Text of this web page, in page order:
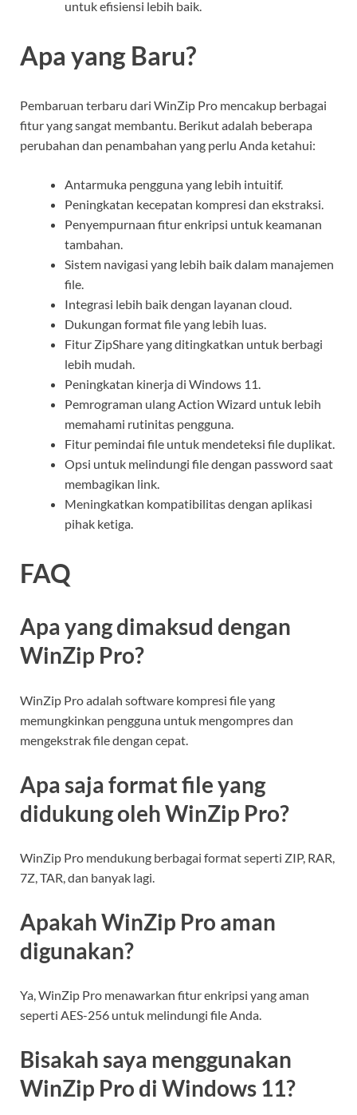
untuk efisiensi lebih baik.
Apa yang Baru?
Pembaruan terbaru dari WinZip Pro mencakup berbagai
fitur yang sangat membantu. Berikut adalah beberapa
perubahan dan penambahan yang perlu Anda ketahui:
Antarmuka pengguna yang lebih intuitif.
Peningkatan kecepatan kompresi dan ekstraksi.
Penyempurnaan fitur enkripsi untuk keamanan
tambahan.
Sistem navigasi yang lebih baik dalam manajemen
file.
Integrasi lebih baik dengan layanan cloud.
Dukungan format file yang lebih luas.
Fitur ZipShare yang ditingkatkan untuk berbagi
lebih mudah.
Peningkatan kinerja di Windows 11.
Pemrograman ulang Action Wizard untuk lebih
memahami rutinitas pengguna.
Fitur pemindai file untuk mendeteksi file duplikat.
Opsi untuk melindungi file dengan password saat
membagikan link.
Meningkatkan kompatibilitas dengan aplikasi
pihak ketiga.
FAQ
Apa yang dimaksud dengan
WinZip Pro?
WinZip Pro adalah software kompresi file yang
memungkinkan pengguna untuk mengompres dan
mengekstrak file dengan cepat.
Apa saja format file yang
didukung oleh WinZip Pro?
WinZip Pro mendukung berbagai format seperti ZIP, RAR,
7Z, TAR, dan banyak lagi.
Apakah WinZip Pro aman
digunakan?
Ya, WinZip Pro menawarkan fitur enkripsi yang aman
seperti AES-256 untuk melindungi file Anda.
Bisakah saya menggunakan
WinZip Pro di Windows 11?